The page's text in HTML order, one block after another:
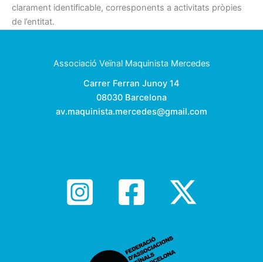
clarament identificable, corresponents a activitats pròpies
de l’entitat.
Associació Veïnal Maquinista Mercedes
Carrer Ferran Junoy 14
08030 Barcelona
av.maquinista.mercedes@gmail.com